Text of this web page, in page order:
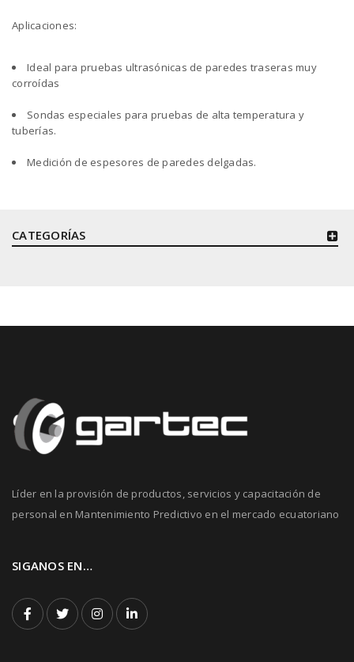
CATEGORÍAS
Aplicaciones:
Ideal para pruebas ultrasónicas de paredes traseras muy
corroídas
Sondas especiales para pruebas de alta temperatura y
tuberías.
Medición de espesores de paredes delgadas.
Líder en la provisión de productos, servicios y capacitación de
personal en Mantenimiento Predictivo en el mercado ecuatoriano
SIGANOS EN…